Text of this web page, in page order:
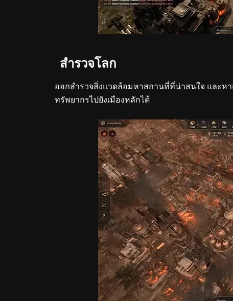
สำรวจโลก
ออกสำรวจสิ่งแวดล้อมหาสถานที่ที่น่าสนใจ และห
ทรัพยากรไปยังเมืองหลักได้